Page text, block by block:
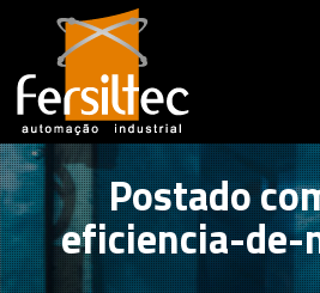
Postado
eficiencia-de-